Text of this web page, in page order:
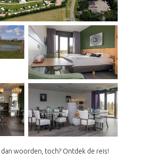
woorden, toch? Ontdek de reis!